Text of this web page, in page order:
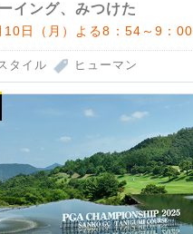
イング、みつけた
10日（月）よる8：54～9：00
タイル ヒューマン